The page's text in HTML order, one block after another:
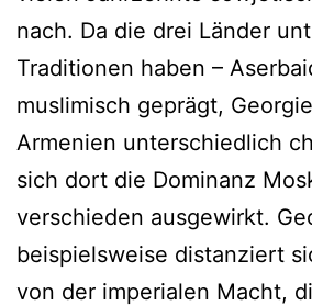
nach. Da die drei Länder
Traditionen haben –
muslimisch geprägt,
Armenien unterschiedlich
sich dort die Dominanz
verschieden ausgewirkt.
beispielsweise distanziert
von der imperialen Macht,